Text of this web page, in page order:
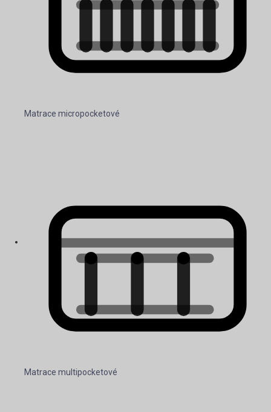
Matrace micropocketové
Matrace multipocketové